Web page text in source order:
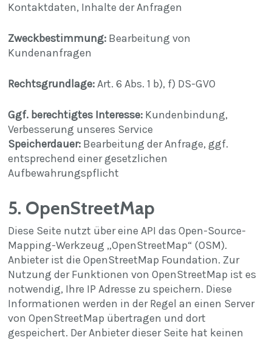
Kontaktdaten, Inhalte der Anfragen
Zweckbestimmung: Bearbeitung von
Kundenanfragen
Rechtsgrundlage:Art. 6 Abs. 1 b), f) DS-GVO
Ggf. berechtigtes Interesse: Kundenbindung,
Verbesserung unseres Service
Speicherdauer: Bearbeitung der Anfrage, ggf.
entsprechend einer gesetzlichen
Aufbewahrungspflicht
5. OpenStreetMap
Diese Seite nutzt über eine API das Open-Source-
Mapping-Werkzeug „OpenStreetMap“ (OSM).
Anbieter ist die OpenStreetMap Foundation. Zur
Nutzung der Funktionen von OpenStreetMap ist es
notwendig, Ihre IP Adresse zu speichern. Diese
Informationen werden in der Regel an einen Server
von OpenStreetMap übertragen und dort
gespeichert. Der Anbieter dieser Seite hat keinen